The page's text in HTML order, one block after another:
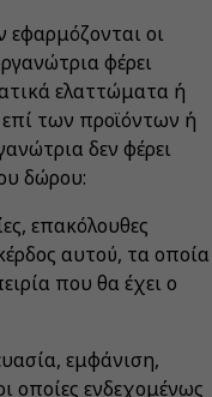
εφαρμόζονται οι
φέρει
ελαττώματα ή
των προϊόντων ή
δεν φέρει
δώρου:
επακόλουθες
αυτού, τα οποία
που θα έχει ο
εμφάνιση,
οποίες ενδεχομένως